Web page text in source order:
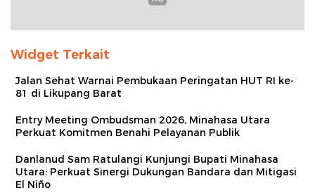
Widget Terkait
Jalan Sehat Warnai Pembukaan Peringatan HUT RI ke-
81 di Likupang Barat
Entry Meeting Ombudsman 2026, Minahasa Utara
Perkuat Komitmen Benahi Pelayanan Publik
Danlanud Sam Ratulangi Kunjungi Bupati Minahasa
Utara: Perkuat Sinergi Dukungan Bandara dan Mitigasi
El Niño